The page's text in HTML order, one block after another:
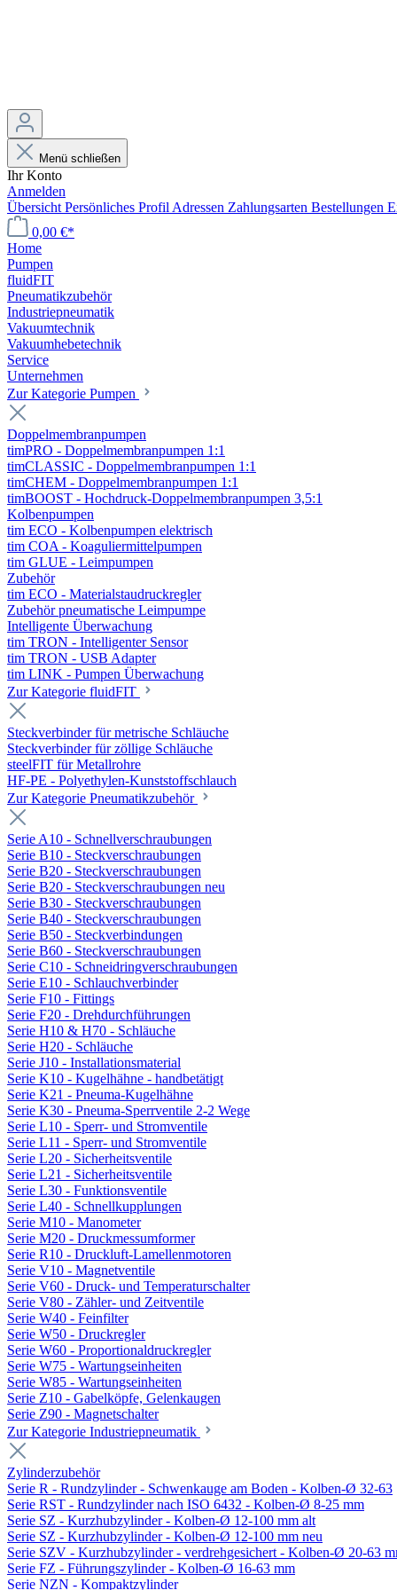
Menü schließen
Ihr Konto
Anmelden
Übersicht Persönliches Profil Adressen Zahlungsarten Bestellungen
0,00 €*
Home
Pumpen
fluidFIT
Pneumatikzubehör
Industriepneumatik
Vakuumtechnik
Vakuumhebetechnik
Service
Unternehmen
Zur Kategorie Pumpen
Doppelmembranpumpen
timPRO - Doppelmembranpumpen 1:1
timCLASSIC - Doppelmembranpumpen 1:1
timCHEM - Doppelmembranpumpen 1:1
timBOOST - Hochdruck-Doppelmembranpumpen 3,5:1
Kolbenpumpen
tim ECO - Kolbenpumpen elektrisch
tim COA - Koaguliermittelpumpen
tim GLUE - Leimpumpen
Zubehör
tim ECO - Materialstaudruckregler
Zubehör pneumatische Leimpumpe
Intelligente Überwachung
tim TRON - Intelligenter Sensor
tim TRON - USB Adapter
tim LINK - Pumpen Überwachung
Zur Kategorie fluidFIT
Steckverbinder für metrische Schläuche
Steckverbinder für zöllige Schläuche
steelFIT für Metallrohre
HF-PE - Polyethylen-Kunststoffschlauch
Zur Kategorie Pneumatikzubehör
Serie A10 - Schnellverschraubungen
Serie B10 - Steckverschraubungen
Serie B20 - Steckverschraubungen
Serie B20 - Steckverschraubungen neu
Serie B30 - Steckverschraubungen
Serie B40 - Steckverschraubungen
Serie B50 - Steckverbindungen
Serie B60 - Steckverschraubungen
Serie C10 - Schneidringverschraubungen
Serie E10 - Schlauchverbinder
Serie F10 - Fittings
Serie F20 - Drehdurchführungen
Serie H10 & H70 - Schläuche
Serie H20 - Schläuche
Serie J10 - Installationsmaterial
Serie K10 - Kugelhähne - handbetätigt
Serie K21 - Pneuma-Kugelhähne
Serie K30 - Pneuma-Sperrventile 2-2 Wege
Serie L10 - Sperr- und Stromventile
Serie L11 - Sperr- und Stromventile
Serie L20 - Sicherheitsventile
Serie L21 - Sicherheitsventile
Serie L30 - Funktionsventile
Serie L40 - Schnellkupplungen
Serie M10 - Manometer
Serie M20 - Druckmessumformer
Serie R10 - Druckluft-Lamellenmotoren
Serie V10 - Magnetventile
Serie V60 - Druck- und Temperaturschalter
Serie V80 - Zähler- und Zeitventile
Serie W40 - Feinfilter
Serie W50 - Druckregler
Serie W60 - Proportionaldruckregler
Serie W75 - Wartungseinheiten
Serie W85 - Wartungseinheiten
Serie Z10 - Gabelköpfe, Gelenkaugen
Serie Z90 - Magnetschalter
Zur Kategorie Industriepneumatik
Zylinderzubehör
Serie R - Rundzylinder - Schwenkauge am Boden - Kolben-Ø 32-63
Serie RST - Rundzylinder nach ISO 6432 - Kolben-Ø 8-25 mm
Serie SZ - Kurzhubzylinder - Kolben-Ø 12-100 mm alt
Serie SZ - Kurzhubzylinder - Kolben-Ø 12-100 mm neu
Serie SZV - Kurzhubzylinder - verdrehgesichert - Kolben-Ø 20-63
Serie FZ - Führungszylinder - Kolben-Ø 16-63 mm
Serie NZN - Kompaktzylinder